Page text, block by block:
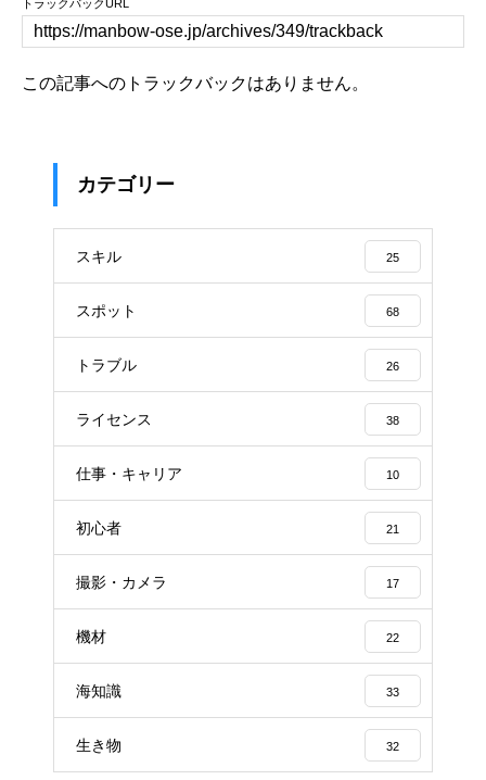
トラックバックURL
この記事へのトラックバックはありません。
カテゴリー
スキル 25
スポット 68
トラブル 26
ライセンス 38
仕事・キャリア 10
初心者 21
撮影・カメラ 17
機材 22
海知識 33
生き物 32